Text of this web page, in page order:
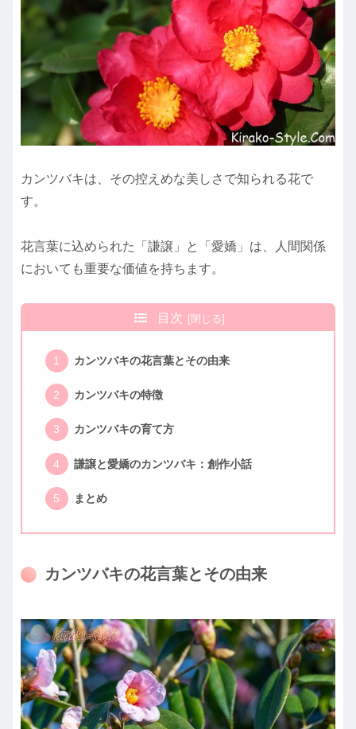
カンツバキは、その控えめな美しさで知られる花で
す。
花言葉に込められた「謙譲」と「愛嬌」は、人間関係
においても重要な価値を持ちます。
目次
カンツバキの花言葉とその由来
カンツバキの特徴
カンツバキの育て方
謙譲と愛嬌のカンツバキ：創作小話
まとめ
カンツバキの花言葉とその由来